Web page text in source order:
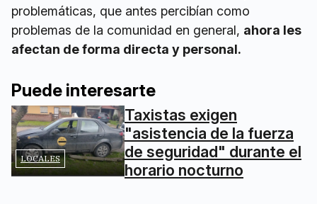
problemáticas, que antes percibían como
problemas de la comunidad en general, ahora les
afectan de forma directa y personal.
Puede interesarte
LOCALES
Taxistas exigen
"asistencia de la fuerza
de seguridad" durante el
horario nocturno